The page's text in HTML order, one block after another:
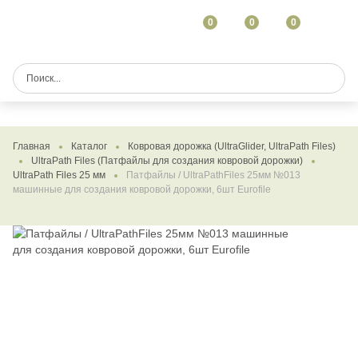
0 0 0
Главная Каталог
Ковровая дорожка (UltraGlider, UltraPath Files)
UltraPath Files (Патфайлы для создания ковровой дорожки)
UltraPath Files 25 мм
Патфайлы / UltraPathFiles 25мм №013
машинные для создания ковровой дорожки, 6шт Eurofile